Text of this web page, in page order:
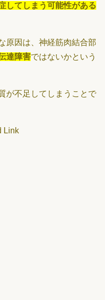
してしまう可能性がある
原因は、神経筋肉結合部
達障害ではないかという
が不足してしまうことで
Link